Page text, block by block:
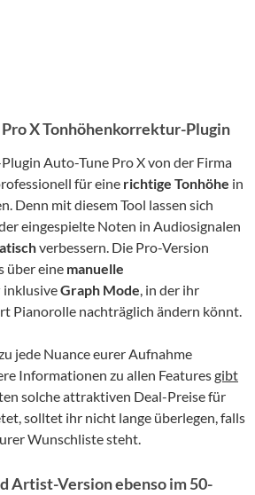
X Tonhöhenkorrektur-Plugin
Auto-Tune Pro X von der Firma
für eine richtige Tonhöhe in
Denn mit diesem Tool lassen sich
eingespielte Noten in Audiosignalen
verbessern. Die Pro-Version
über eine manuelle
inklusiveGraph Mode, in der ihr
Pianorolle nachträglich ändern könnt.
jede Nuance eurer Aufnahme
Informationen zu allen Featuresgibt
solche attraktiven Deal-Preise für
solltet ihr nicht lange überlegen, falls
Wunschliste steht.
Artist-Version ebenso im 50-